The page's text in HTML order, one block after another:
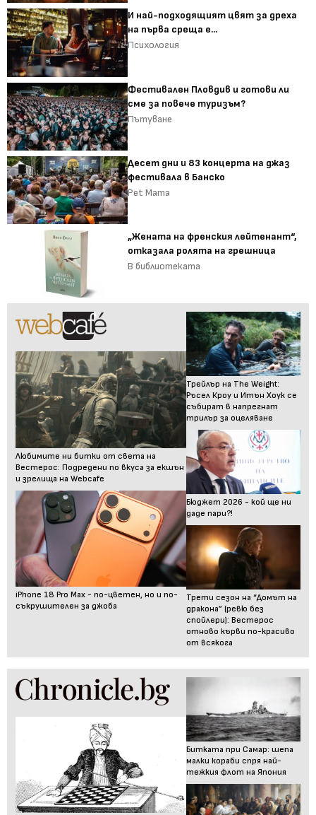
И най-подходящият цвят за дреха
на първа среща е...
Психология
Фестивален Пловдив и готови ли
сме за повече туризъм?
Пътуване
Десет дни и 83 концерта на джаз
фестивала в Банско
Pet Mama
„Жената на френския лейтенант“,
отказала ролята на грешница
В библиотеката
Любимите ни битки от света на
Вестерос: Подредени по вкуса за екшън
и зрелища на Webcafe
iPhone 18 Pro Max - по-цветен, но и по-
съкрушителен за джоба
Трейлър на The Weight:
Ръсел Кроу и Итън Хоук се
събират в напрегнат
трилър за оцеляване
Бюджет 2026 - кой ще ни
даде пари?!
Трети сезон на “Домът на
дракона” (ревю без
спойлери): Вестерос
отново кърви по-красиво
от всякога
Битката при Самар: шепа
малки кораби спря най-
тежкия флот на Япония